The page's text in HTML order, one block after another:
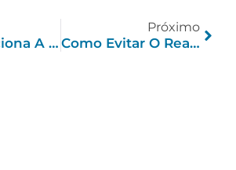
Como Funciona A Doação De Órgãos? Aprenda Agora!
Próximo
Como Evitar O Reajuste Do Plano De Saúde Em 2024